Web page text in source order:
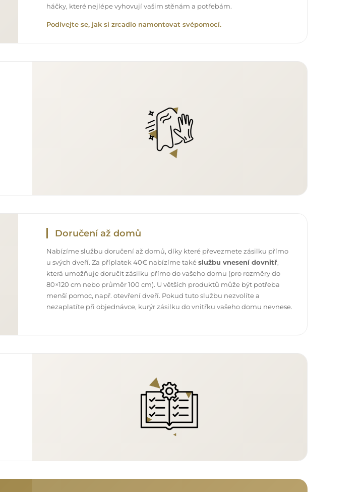
háčky, které nejlépe vyhovují vašim stěnám a potřebám.
Podívejte se, jak si zrcadlo namontovat svépomocí.
Doručení až domů
Nabízíme službu doručení až domů, díky které převezmete zásilku přímo
u svých dveří. Za příplatek 40€ nabízíme takéslužbu vnesení dovnitř,
která umožňuje doručit zásilku přímo do vašeho domu (pro rozměry do
80×120 cm nebo průměr 100 cm). U větších produktů může být potřeba
menší pomoc, např. otevření dveří. Pokud tuto službu nezvolíte a
nezaplatíte při objednávce, kurýr zásilku do vnitřku vašeho domu nevnese.